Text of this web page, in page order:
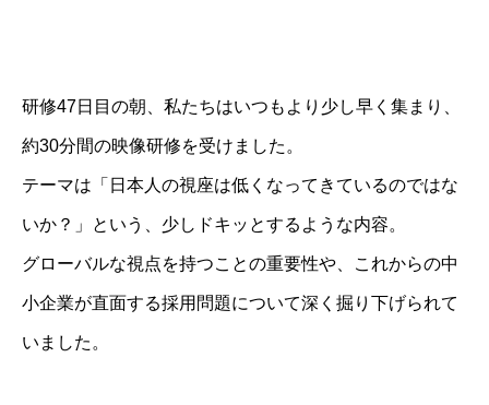
研修47日目の朝、私たちはいつもより少し早く集まり、
約30分間の映像研修を受けました。
テーマは 「日本人の視座は低くなってきているのではな
いか？」 という、少しドキッとするような内容。
グローバルな視点を持つことの重要性や、これからの中
小企業が直面する採用問題について深く掘り下げられて
いました。